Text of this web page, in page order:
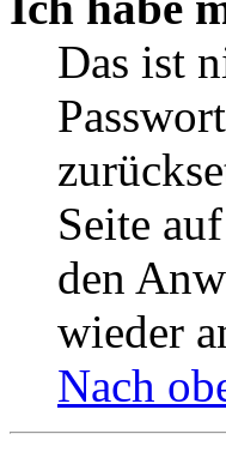
Das ist
Seite
den
wieder
Nach